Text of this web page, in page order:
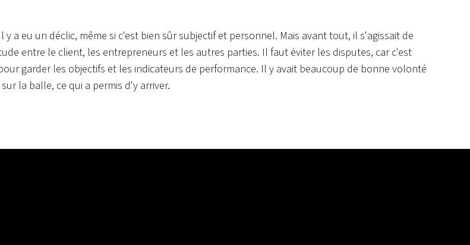
a eu un déclic, même si c'est bien sûr subjectif et personnel. Mais avant tout, il s'agissait de
entre le client, les entrepreneurs et les autres parties. Il faut éviter les disputes, car c'est
garder les objectifs et les indicateurs de performance. Il y avait beaucoup de bonne volonté
la balle, ce qui a permis d'y arriver.